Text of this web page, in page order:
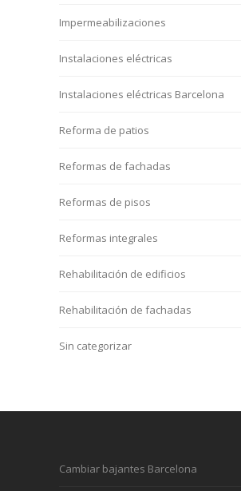
Impermeabilizaciones
Instalaciones eléctricas
Instalaciones eléctricas Barcelona
Reforma de patios
Reformas de fachadas
Reformas de pisos
Reformas integrales
Rehabilitación de edificios
Rehabilitación de fachadas
Sin categorizar
Cambiar bajantes Barcelona